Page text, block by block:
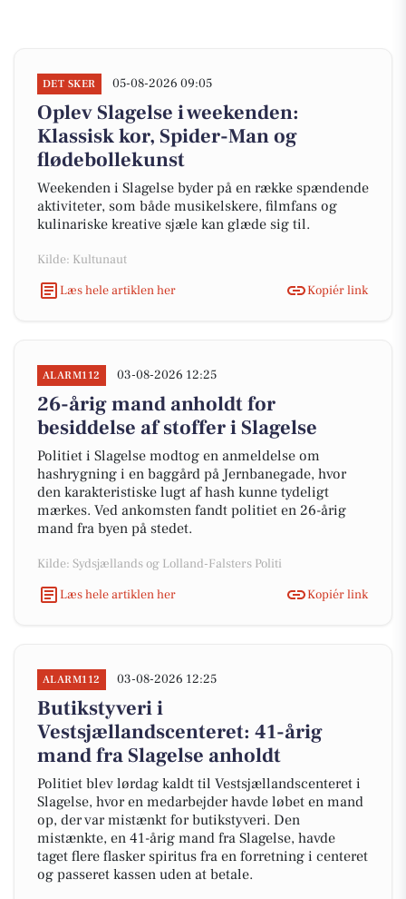
DET SKER 05-08-2026 09:05
Oplev Slagelse i weekenden:
Klassisk kor, Spider-Man og
flødebollekunst
Weekenden i Slagelse byder på en række spændende
aktiviteter, som både musikelskere, filmfans og
kulinariske kreative sjæle kan glæde sig til.
Kilde: Kultunaut
Læs hele artiklen her
Kopiér link
ALARM112 03-08-2026 12:25
26-årig mand anholdt for
besiddelse af stoffer i Slagelse
Politiet i Slagelse modtog en anmeldelse om
hashrygning i en baggård på Jernbanegade, hvor
den karakteristiske lugt af hash kunne tydeligt
mærkes. Ved ankomsten fandt politiet en 26-årig
mand fra byen på stedet.
Kilde: Sydsjællands og Lolland-Falsters Politi
Læs hele artiklen her
Kopiér link
ALARM112 03-08-2026 12:25
Butikstyveri i
Vestsjællandscenteret: 41-årig
mand fra Slagelse anholdt
Politiet blev lørdag kaldt til Vestsjællandscenteret i
Slagelse, hvor en medarbejder havde løbet en mand
op, der var mistænkt for butikstyveri. Den
mistænkte, en 41-årig mand fra Slagelse, havde
taget flere flasker spiritus fra en forretning i centeret
og passeret kassen uden at betale.